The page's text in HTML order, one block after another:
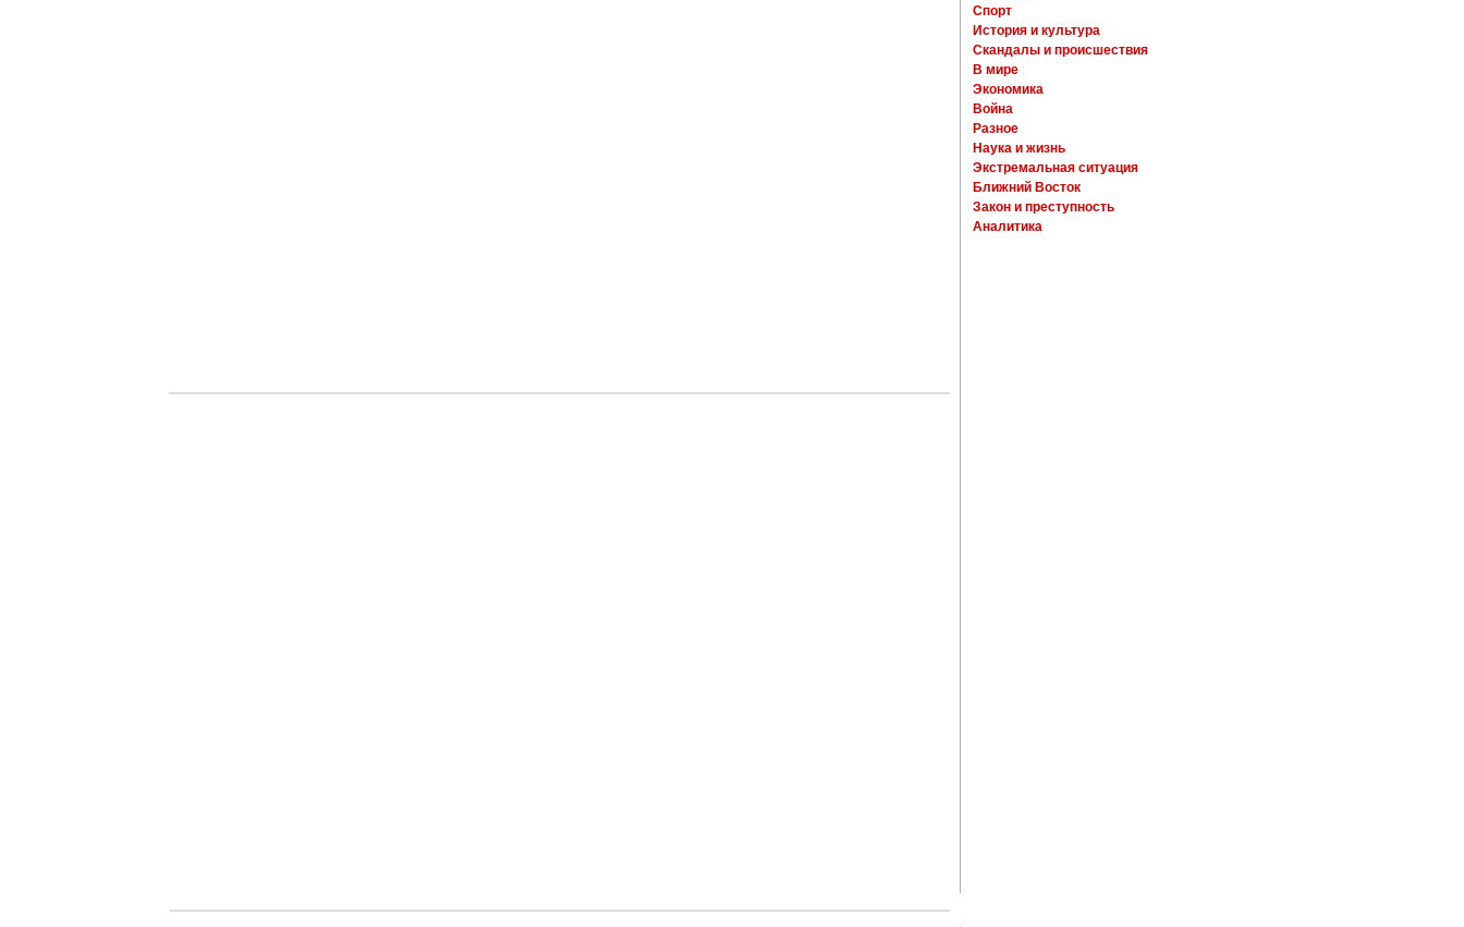
Спорт
История и культура
Скандалы и происшествия
В мире
Экономика
Война
Разное
Наука и жизнь
Экстремальная ситуация
Ближний Восток
Закон и преступность
Аналитика